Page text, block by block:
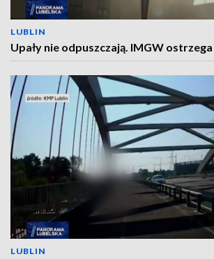
LUBLIN
Upały nie odpuszczają. IMGW
LUBLIN